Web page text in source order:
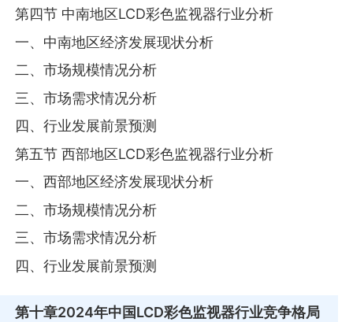
第四节 中南地区LCD彩色监视器行业分析
一、中南地区经济发展现状分析
二、市场规模情况分析
三、市场需求情况分析
四、行业发展前景预测
第五节 西部地区LCD彩色监视器行业分析
一、西部地区经济发展现状分析
二、市场规模情况分析
三、市场需求情况分析
四、行业发展前景预测
第十章2024年中国LCD彩色监视器行业竞争格局